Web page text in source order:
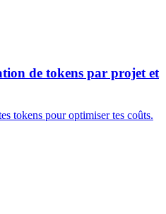
de tokens par projet et
tokens pour optimiser tes coûts.